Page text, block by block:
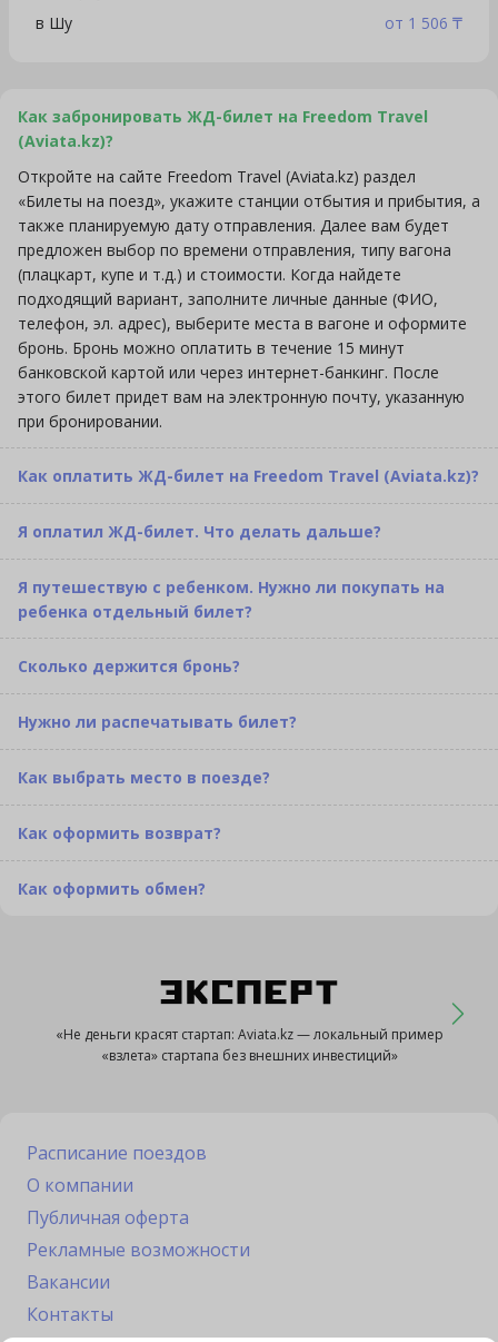
в Шу
от 1 506 ₸
Как забронировать ЖД-билет на Freedom Travel
(Aviata.kz)?
Откройте на сайте Freedom Travel (Aviata.kz) раздел
«Билеты на поезд», укажите станции отбытия и прибытия, а
также планируемую дату отправления. Далее вам будет
предложен выбор по времени отправления, типу вагона
(плацкарт, купе и т.д.) и стоимости. Когда найдете
подходящий вариант, заполните личные данные (ФИО,
телефон, эл. адрес), выберите места в вагоне и оформите
бронь. Бронь можно оплатить в течение 15 минут
банковской картой или через интернет-банкинг. После
этого билет придет вам на электронную почту, указанную
при бронировании.
Как оплатить ЖД-билет на Freedom Travel (Aviata.kz)?
Я оплатил ЖД-билет. Что делать дальше?
Я путешествую с ребенком. Нужно ли покупать на
ребенка отдельный билет?
Сколько держится бронь?
Нужно ли распечатывать билет?
Как выбрать место в поезде?
Как оформить возврат?
Как оформить обмен?
«Не деньги красят стартап: Aviata.kz — локальный пример
«взлета» стартапа без внешних инвестиций»
Расписание поездов
О компании
Публичная оферта
Рекламные возможности
Вакансии
Контакты